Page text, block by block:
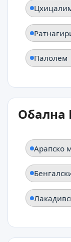
Палолем
Обална
Арапско